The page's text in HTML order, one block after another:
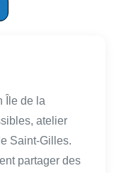
Île de la
atelier
Saint-Gilles.
partager des